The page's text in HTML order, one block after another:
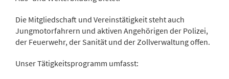
Die Mitgliedschaft und Vereinstätigkeit steht auch
Jungmotorfahrern und aktiven Angehörigen der Polizei,
der Feuerwehr, der Sanität und der Zollverwaltung offen.
Unser Tätigkeitsprogramm umfasst: